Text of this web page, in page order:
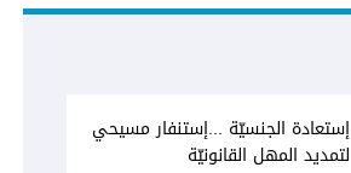
إستعادة الجنسيّة ...إستنفار مسيحي
لتمديد المهل القانونيّة